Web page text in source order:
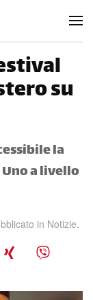
su
la
a livello
in Notizie.